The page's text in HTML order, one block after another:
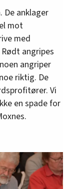
De anklager
mot
med
angripes
angriper
riktig. De
Vi
en spade for